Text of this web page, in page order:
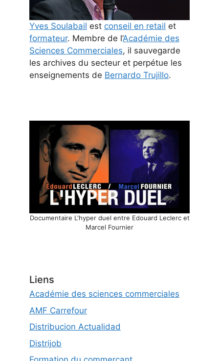
Yves Soulabail est conseil en retail et
formateur. Membre de l’Académie des
Sciences Commerciales, il sauvegarde
les archives du secteur et perpétue les
enseignements de Bernardo Trujillo.
Documentaire L'hyper duel entre Edouard Leclerc et
Marcel Fournier
Liens
Académie des sciences commerciales
AMF Carrefour
Distribucion Actualidad
Distrijob